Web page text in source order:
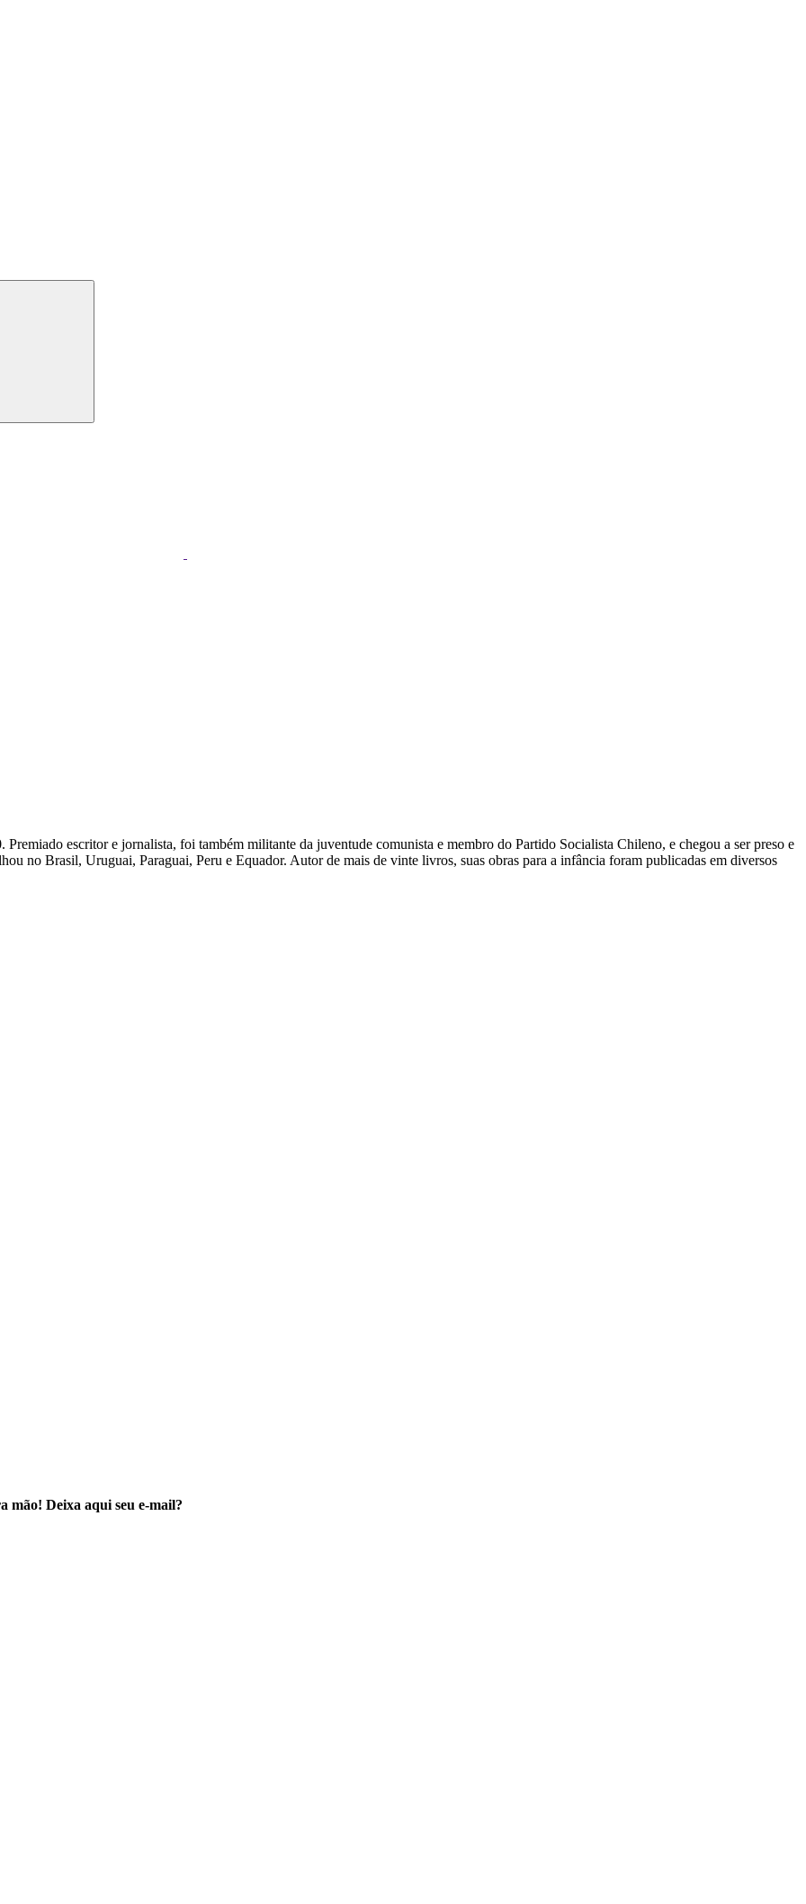
escritor e jornalista, foi também militante da juventude comunista e membro do Partido Socialista Chileno, e chegou a ser preso e
no Brasil, Uruguai, Paraguai, Peru e Equador. Autor de mais de vinte livros, suas obras para a infância foram publicadas em diversos
mão! Deixa aqui seu e-mail?